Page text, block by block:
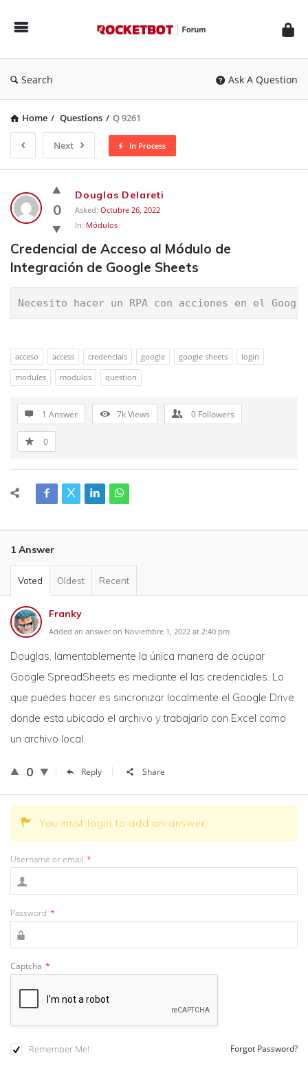
Forum
Search Ask A Question
Home / Questions / Q 9261
Next In Process
Rocketbot
Forum
Latest
Questions
0
Douglas Delareti
Asked: Octubre 26, 2022
In: Módulos
Credencial de Acceso al Módulo de
Integración de Google Sheets
Necesito hacer un RPA con acciones en el
acceso access credenciais google google sheets
login
modules
modulos question
1 Answer 7kViews 0 Followers
0
1 Answer
Voted Oldest Recent
Franky
Added an answer on Noviembre 1, 2022 at 2:40 pm
Douglas, lamentablemente la única manera de ocupar
Google SpreadSheets es mediante el las credenciales. Lo
que puedes hacer es sincronizar localmente el Google Drive
donde esta ubicado el archivo y trabajarlo con Excel como
un archivo local.
0 Reply Share
You must login to add an answer.
Username or email *
Password *
Captcha *
Remember Me! Forgot Password?